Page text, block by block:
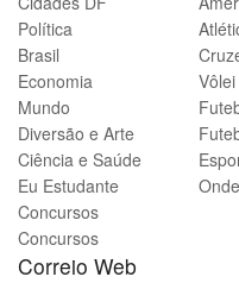
Política
Brasil
Economia
Mundo
Diversão e Arte
Ciência e Saúde
Eu Estudante
Concursos
Concursos
Correio Web
Vôlei